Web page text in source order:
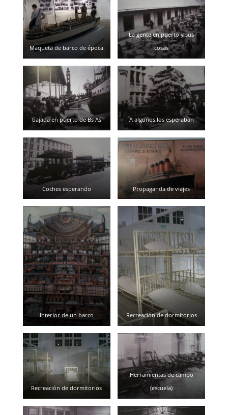
Maqueta de barco de época
La gente en puerto y sus
cosas
bajada en puerto de Bs As A algunos los esperaban
Coches esperando Propaganda de viajes
Interior de un barco Recreación de dormitorios
Recreación de dormitorios
Herramientas de campo
(escuela)